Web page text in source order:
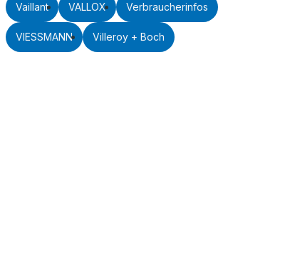
Vaillant VALLOX Verbraucherinfos
VIESSMANN Villeroy + Boch